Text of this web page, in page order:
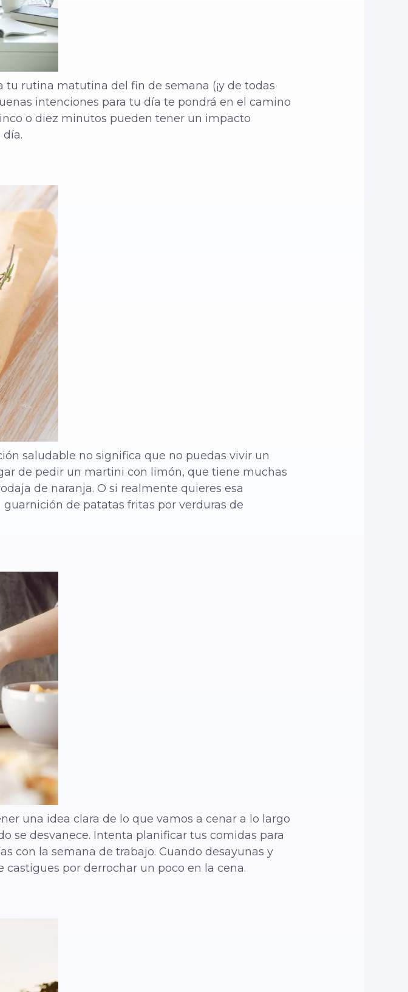
tu rutina matutina del fin de semana (¡y de todas
intenciones para tu día te pondrá en el camino
o diez minutos pueden tener un impacto
saludable no significa que no puedas vivir un
de pedir un martini con limón, que tiene muchas
de naranja. O si realmente quieres esa
guarnición de patatas fritas por verduras de
una idea clara de lo que vamos a cenar a lo largo
se desvanece. Intenta planificar tus comidas para
con la semana de trabajo. Cuando desayunas y
por derrochar un poco en la cena.